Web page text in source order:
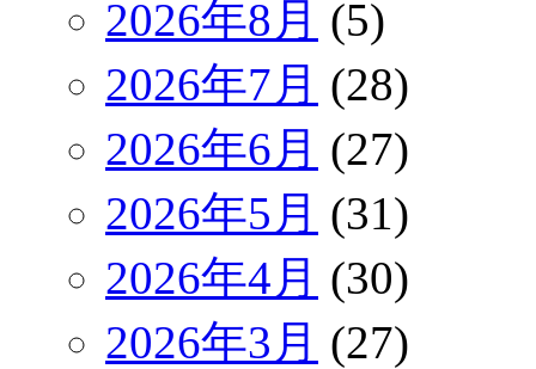
2026年8月 (5)
2026年7月 (28)
2026年6月 (27)
2026年5月 (31)
2026年4月 (30)
2026年3月 (27)